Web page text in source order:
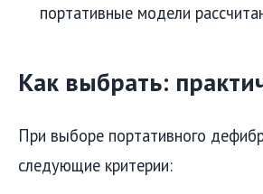
портативные модели
Как выбрать:
При выборе портативного
следующие критерии: